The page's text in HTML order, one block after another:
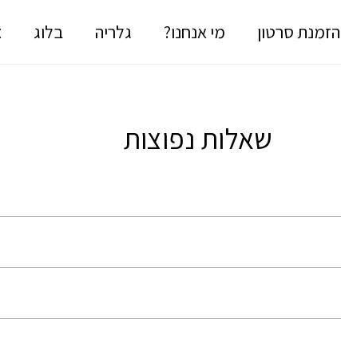
הזמנת סרטון מי אנחנו? גלריה בלוג
שאלות נפוצות